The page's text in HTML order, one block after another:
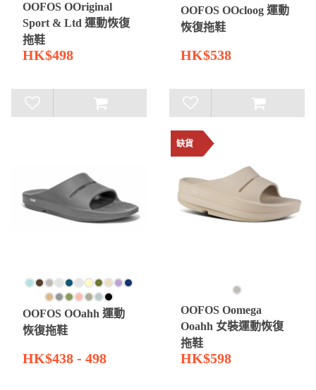
OOFOS OOriginal
Sport & Ltd 運動恢復
拖鞋
HK$498
OOFOS OOcloog 運動
恢復拖鞋
HK$538
OOFOS OOahh 運動
恢復拖鞋
HK$438 - 498
缺貨
OOFOS Oomega
Ooahh 女裝運動恢復
拖鞋
HK$598